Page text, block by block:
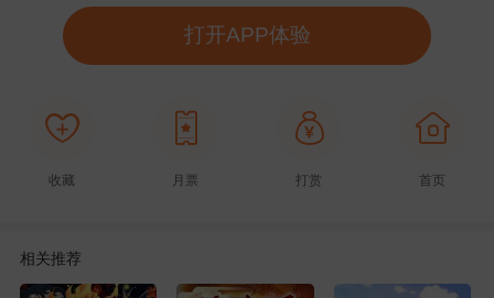
打开APP体验
收藏 月票 打赏 首页
相关推荐